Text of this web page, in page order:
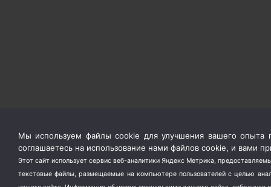
Мы используем файлы cookie для улучшения вашего опыта
соглашаетесь на использование нами файлов cookie, и вами
Этот сайт использует сервис веб-аналитики Яндекс Метрика,
текстовые файлы, размещаемые на компьютере пользователей с целью